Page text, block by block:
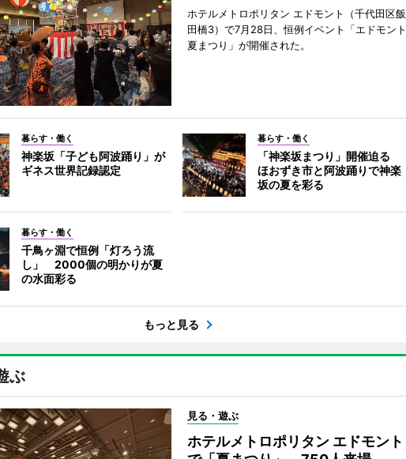
ホテルメトロポリタン エドモント（千代田区飯
田橋3）で7月28日、恒例イベント「エドモント
夏まつり」が開催された。
暮らす・働く
神楽坂「子ども阿波踊り」が
ギネス世界記録認定
暮らす・働く
「神楽坂まつり」開催迫る
ほおずき市と阿波踊りで神楽
坂の夏を彩る
暮らす・働く
千鳥ヶ淵で恒例「灯ろう流
し」 2000個の明かりが夏
の水面彩る
もっと見る
ぶ
見る・遊ぶ
ホテルメトロポリタン エドモント